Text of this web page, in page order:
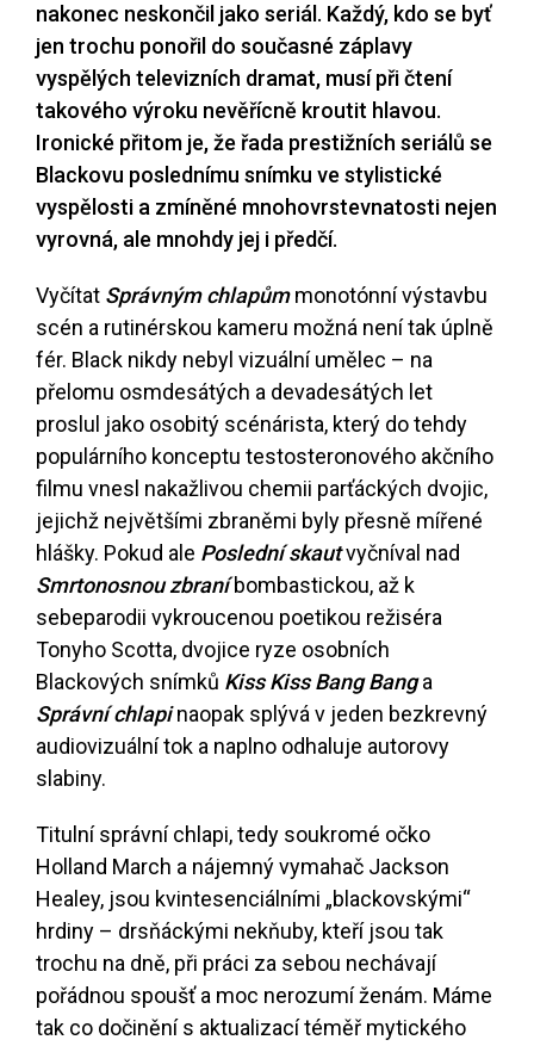
nakonec neskončil jako seriál. Každý, kdo se byť
jen trochu ponořil do současné záplavy
vyspělých televizních dramat, musí při čtení
takového výroku nevěřícně kroutit hlavou.
Ironické přitom je, že řada prestižních seriálů se
Blackovu poslednímu snímku ve stylistické
vyspělosti a zmíněné mnohovrstevnatosti nejen
vyrovná, ale mnohdy jej i předčí.
Vyčítat Správným chlapůmmonotónní výstavbu
scén a rutinérskou kameru možná není tak úplně
fér. Black nikdy nebyl vizuální umělec – na
přelomu osmdesátých a devadesátých let
proslul jako osobitý scénárista, který do tehdy
populárního konceptu testosteronového akčního
filmu vnesl nakažlivou chemii parťáckých dvojic,
jejichž největšími zbraněmi byly přesně mířené
hlášky. Pokud ale Poslední skautvyčníval nad
Smrtonosnou zbraníbombastickou, až k
sebeparodii vykroucenou poetikou režiséra
Tonyho Scotta, dvojice ryze osobních
Blackových snímků Kiss Kiss Bang Banga
Správní chlapinaopak splývá v jeden bezkrevný
audiovizuální tok a naplno odhaluje autorovy
slabiny.
Titulní správní chlapi, tedy soukromé očko
Holland March a nájemný vymahač Jackson
Healey, jsou kvintesenciálními „blackovskými“
hrdiny – drsňáckými nekňuby, kteří jsou tak
trochu na dně, při práci za sebou nechávají
pořádnou spoušť a moc nerozumí ženám. Máme
tak co dočinění s aktualizací téměř mytického